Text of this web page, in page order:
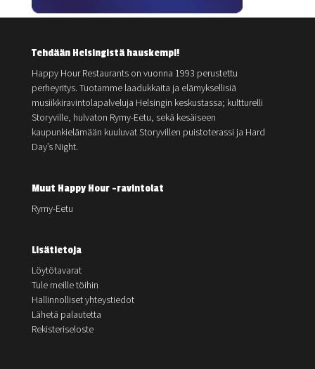
Tehdään Helsingistä hauskempi!
Happy Hour Restaurants on vuonna 1993 perustettu
perheyritys. Tuotamme laadukkaita ja elämyksellisiä
musiikkiravintolapalveluja Helsingin keskustassa; kultturelli
Storyville, hulvaton Rymy-Eetu, sekä kesäiseen
kaupunkielämään kuuluvat Storyvillen puistoterassi ja Hard
Day’s Night.
Muut Happy Hour -ravintolat
Rymy-Eetu
Lisätietoja
Löytötavarat
Tule meille töihin
Hallinnolliset yhteystiedot
Lähetä palautetta
Rekisteriseloste